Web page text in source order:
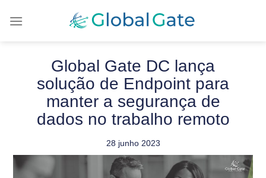
Global Gate DC lança
solução de Endpoint para
manter a segurança de
dados no trabalho remoto
28 junho 2023